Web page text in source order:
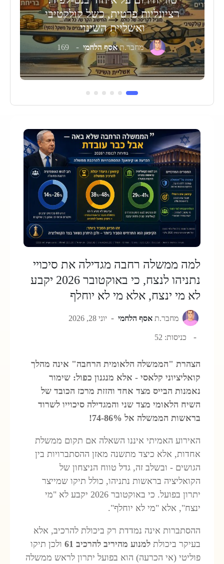
רציונליות פרטית, כשל קולקטיבי
ואשליית השינוי
מחבר.תאסף הלחמי 169
למה ממשלה רחבה מגדילה את סיכויי
נתניהו לנצח, כי באוקטובר 2026 יקבע
לא מי ינצח, אלא מי לא יוחלף
מחבר.ת אסף הלחמי יוני 28, 2026
כניסות: 52
הצהרת "הממשלה הלאומית הרחבה" אינה מהלך
קואליציוני קלאסי - אלא מנגנון כפול: שימור
נאמנות הבייס מצד אחד והזזת מרכז הכובד של
השיח הלאומי מצד שני והמגדילה סיכוייו לשרוד
בראשות הממשלה אל 74-86%!
האירוע האמיתי איננו השאלה אם תקום ממשלת
אחדות, אלא כיצד מתשנה מאזן ההסתברויות בין
הגושים - ובשלב זה, גדל טווח הניצחון של
הקואליציה בראשות ‎נתניהו, כולל תיקו שמייצר
יתרון בפועל. כי באוקטובר 2026 יקבע לא "מי
ינצח", אלא "מי לא יוחלף".
ההסתברות אינה נמדדת רק ביכולת להרכיב, אלא
בעיקר ביכולתלמנוע מהיריב להרכיב 61
ולכן תיקו
פוליטי (אי הכרעה) הוא בפועל יתרון לראש ממשלה